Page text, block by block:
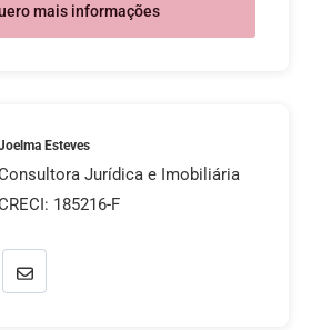
mais informações
Esteves
Jurídica e Imobiliária
185216-F